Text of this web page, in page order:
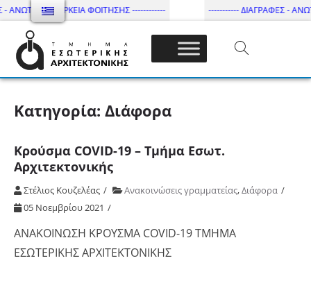
ΑΝΩΤΑΤΗ ΔΙΑΡΚΕΙΑ ΦΟΙΤΗΣΗΣ ------------ ----------- ΔΙΑΓΡΑΦΕΣ -
Τμήμα Εσωτ. Αρχιτεκτονικής – ΔΙ.ΠΑ.Ε
Κατηγορία: Διάφορα
Κρούσμα COVID-19 – Τμήμα Εσωτ.
Αρχιτεκτονικής
Στέλιος Κουζελέας Ανακοινώσεις γραμματείας,Διάφορα
05 Νοεμβρίου 2021
ΑΝΑΚΟΙΝΩΣΗ ΚΡΟΥΣΜΑ COVID-19 ΤΜΗΜΑ
ΕΣΩΤΕΡΙΚΗΣ ΑΡΧΙΤΕΚΤΟΝΙΚΗΣ